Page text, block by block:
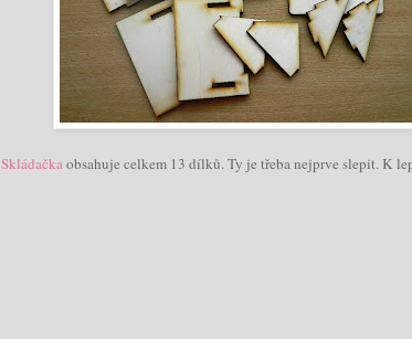
Skládačkaobsahuje celkem 13 dílků. Ty je třeba nejprve slepit. K